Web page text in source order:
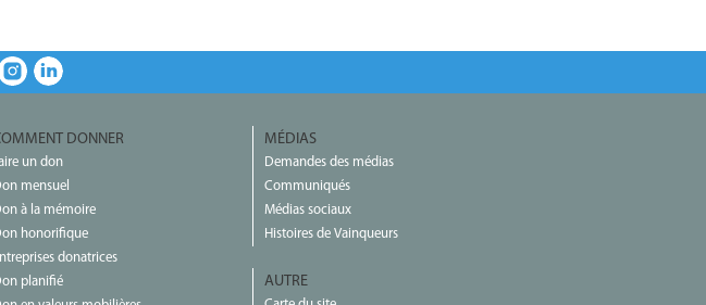
LinkedIn
DONNER
un don
mensuel
à la mémoire
honorifique
donatrices
planifié
MÉDIAS
Demandes des médias
Communiqués
Médias sociaux
Histoires de Vainqueurs
AUTRE